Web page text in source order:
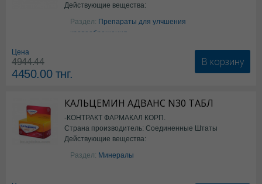
Действующие вещества:
ацетилсалициловая кислота
Раздел: Препараты для улчшения
кровообращения
Цена
4944.44
4450.00тнг.
В корзину
КАЛЬЦЕМИН АДВАНС N30 ТАБЛ
-КОНТРАКТ ФАРМАКАЛ КОРП.
Страна производитель: Соединенные Штаты
Америки
Действующие вещества:
Колекальциферол+Кальция
карбонат
Раздел: Минералы